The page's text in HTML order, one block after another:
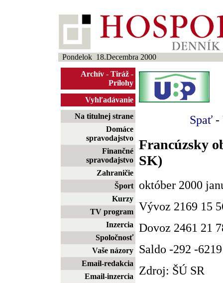
Pondelok 18.Decembra 2000
Archív - Tiráž -
Prílohy
Vyhľadávanie
Na titulnej strane
Domáce
spravodajstvo
Finančné
spravodajstvo
Zahraničie
Šport
Kurzy
TV program
Inzercia
Spoločnosť
Vaše názory
Email-redakcia
Email-inzercia
Spať -
Francúzsky
SK)
október 2000
Vývoz 2169 15
Dovoz 2461 21
Saldo -292 -6219
Zdroj: ŠÚ SR